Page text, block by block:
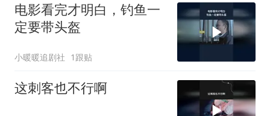
电影看完才明白，钓鱼一
定要带头盔
小暖暖追剧社 1跟贴
这刺客也不行啊